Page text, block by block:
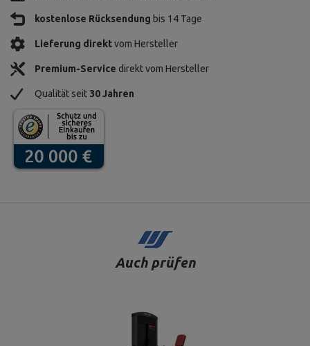
kostenlose Rücksendung bis 14 Tage
Lieferung direktvom Hersteller
Premium-Service direkt vom Hersteller
Qualität seit 30 Jahren
Auch prüfen